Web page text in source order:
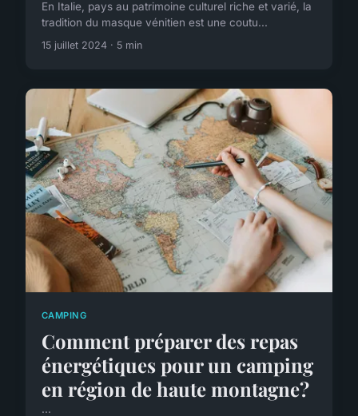
En Italie, pays au patrimoine culturel riche et varié, la
tradition du masque vénitien est une coutu...
15 juillet 2024 · 5 min
CAMPING
Comment préparer des repas
énergétiques pour un camping
en région de haute montagne?
...